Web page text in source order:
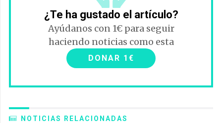
¿Te ha gustado el artículo?
Ayúdanos con 1€ para seguir
haciendo noticias como esta
DONAR 1€
NOTICIAS RELACIONADAS